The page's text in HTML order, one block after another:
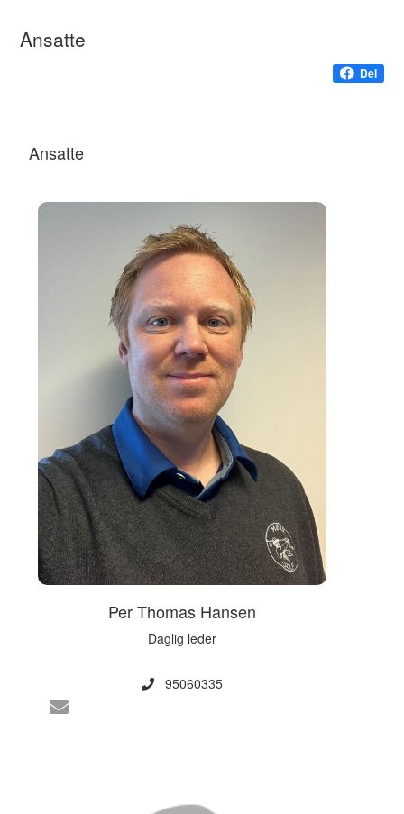
Ansatte
Del
Ansatte
Per Thomas Hansen
Daglig leder
95060335